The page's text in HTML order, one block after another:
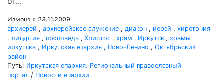
Изменен: 23.11.2009
архиерей , архиерейское служение , диакон , иерей , хиротония
, литургия , проповедь , Христос , храм , Иркутск , храмы
иркутска , Иркутская епархия , Ново-Ленино , Октябрьский
район
Путь: Иркутская епархия. Региональный православный
портал / Новости епархии